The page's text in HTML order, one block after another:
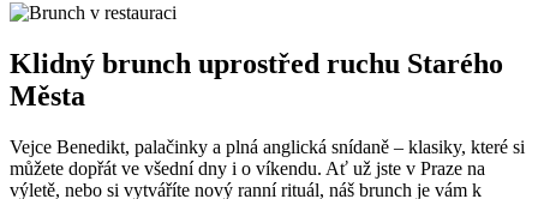
Klidný brunch uprostřed ruchu Starého
Města
Vejce Benedikt, palačinky a plná anglická snídaně – klasiky, které si
můžete dopřát ve všední dny i o víkendu. Ať už jste v Praze na
výletě, nebo si vytváříte nový ranní rituál, náš brunch je vám k